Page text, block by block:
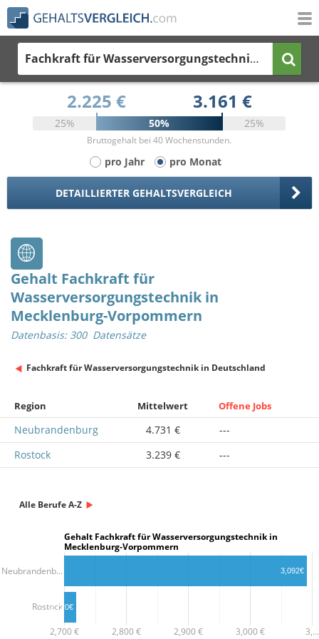
Fachkraft für Wasserversorgungstechnik in
2.225 € 3.161 €
25% 50% 25%
Bruttogehalt bei 40 Wochenstunden.
pro Jahr pro Monat
DETAILLIERTER GEHALTSVERGLEICH
Gehalt Fachkraft für
Wasserversorgungstechnik in
Mecklenburg-Vorpommern
Datenbasis: 300 Datensätze
Fachkraft für Wasserversorgungstechnik in Deutschland
Region Mittelwert Offene Jobs
Neubrandenburg 4.731 €
---
Rostock
3.239 € ---
Alle Berufe A-Z
Gehalt Fachkraft für Wasserversorgungstechnik in
Mecklenburg-Vorpommern
2,700 € 2,800 € 2,900 € 3,000 € 3,…
Neubrandenb…
Rostock
3,092€
2,720€